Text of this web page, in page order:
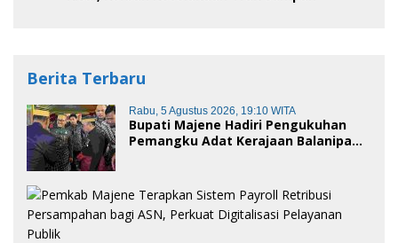
Berita Terbaru
Rabu, 5 Agustus 2026, 19:10 WITA
Bupati Majene Hadiri Pengukuhan
Pemangku Adat Kerajaan Balanipa